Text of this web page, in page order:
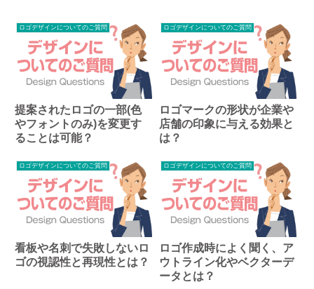
ロゴデザインについてのご質問
提案されたロゴの一部(色
やフォントのみ)を変更す
ることは可能？
ロゴデザインについてのご質問
ロゴマークの形状が企業や
店舗の印象に与える効果と
は？
ロゴデザインについてのご質問
看板や名刺で失敗しないロ
ゴの視認性と再現性とは？
ロゴデザインについてのご質問
ロゴ作成時によく聞く、ア
ウトライン化やベクターデ
ータとは？